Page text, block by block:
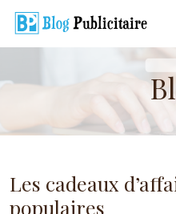
Les cadeaux
populaires